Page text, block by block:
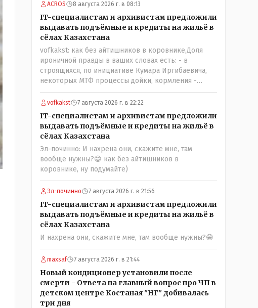
ACROS 8 августа 2026 г. в 08:13
IT-специалистам и архивистам предложили
выдавать подъёмные и кредиты на жильё в
сёлах Казахстана
vofkakst: как без айтишников в коровнике,Доля
ироничной правды в ваших словах есть: - в
строящихся, по инициативе Кумара Иргибаевича,
некоторых МТФ процессы дойки, кормления -
оцифрованы и иногда эти программы дают сбой - и
тогда они нужны, хотя я насколько в курсе своей
можно решать и устранять эти сбои и удалённо -
лёжа на диване, в городе. Но, этих современных и
оцифрованных МТФ критично мало для массового
переезда лохматых и обкуренных молодых ребят
из города в село, да и те МТФ я по опыту
подозреваю, скоро перейдут на обслуживание с
помошью кувалды, китайского скотча, алюминевой
проволоки и русского мата. Вот где работать в селе
именно АРХИВАРИУСАМ - понятие не имею-
допустим все мои архивы по работе и по семейной
жизни - помещаются в одну дешёвую китайскую
флешку купленную на оптушке на Складской за 1
000 тенге. Впрочем, не надо гадать: - это замутили
гос.бюджету- наверняка они знают что делают.
vofkakst 7 августа 2026 г. в 22:22
IT-специалистам и архивистам предложили
выдавать подъёмные и кредиты на жильё в
сёлах Казахстана
Эл-починно: И нахрена они, скажите мне, там
вообще нужны?😁 как без айтишников в
коровнике, ну подумайте)
Эл-починно 7 августа 2026 г. в 21:56
IT-специалистам и архивистам предложили
выдавать подъёмные и кредиты на жильё в
сёлах Казахстана
И нахрена они, скажите мне, там вообще нужны?😁
maxsaf 7 августа 2026 г. в 21:44
Новый кондиционер установили после
смерти - Ответа на главный вопрос про ЧП в
детском центре Костаная "НГ" добивалась
три дня